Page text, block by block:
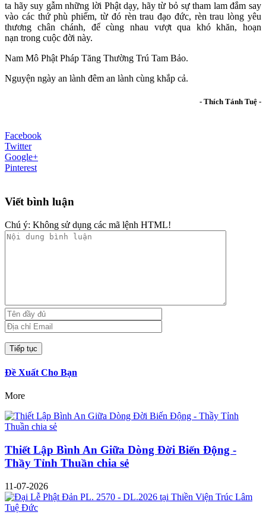
ta hãy suy gẫm những lời Phật dạy, hãy từ bỏ sự tham lam đắm say
vào các thứ phù phiếm, từ đó rèn trau đạo đức, rèn trau lòng yêu
thương chân chánh, để cùng nhau vượt qua khó khăn, hoạn
nạn trong cuộc đời này.
Nam Mô Phật Pháp Tăng Thường Trú Tam Bảo.
Nguyện ngày an lành đêm an lành cùng khắp cả.
- Thích Tánh Tuệ -
Facebook
Twitter
Google+
Pinterest
Viết bình luận
Chú ý: Không sử dụng các mã lệnh HTML!
Đề Xuất Cho Bạn
More
Thiết Lập Bình An Giữa Dòng Đời Biến Động -
Thầy Tỉnh Thuần chia sẻ
11-07-2026